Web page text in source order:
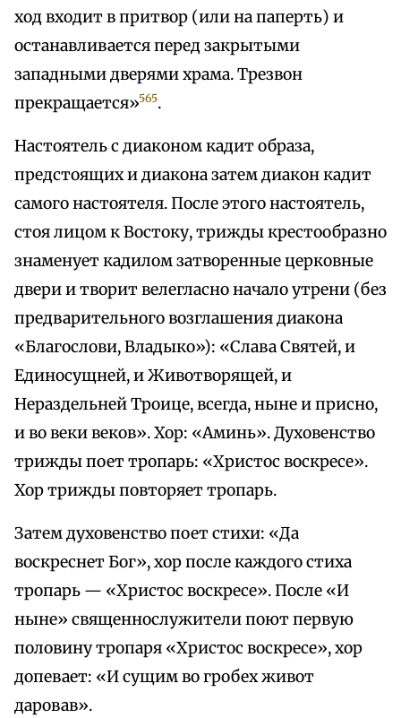
ход входит в притвор (или на паперть) и
останавливается перед закрытыми
западными дверями храма. Трезвон
прекращается»565.
Настоятель с диаконом кадит образа,
предстоящих и диакона затем диакон кадит
самого настоятеля. После этого настоятель,
стоя лицом к Востоку, трижды крестообразно
знаменует кадилом затворенные церковные
двери и творит велегласно начало утрени (без
предварительного возглашения диакона
«Благослови, Владыко»): «Слава Святей, и
Единосущней, и Животворящей, и
Нераздельней Троице, всегда, ныне и присно,
и во веки веков». Хор: «Аминь». Духовенство
трижды поет тропарь: «Христос воскресе».
Хор трижды повторяет тропарь.
Затем духовенство поет стихи: «Да
воскреснет Бог», хор после каждого стиха
тропарь — «Христос воскресе». После «И
ныне» священнослужители поют первую
половину тропаря «Христос воскресе», хор
допевает: «И сущим во гробех живот
даровав».